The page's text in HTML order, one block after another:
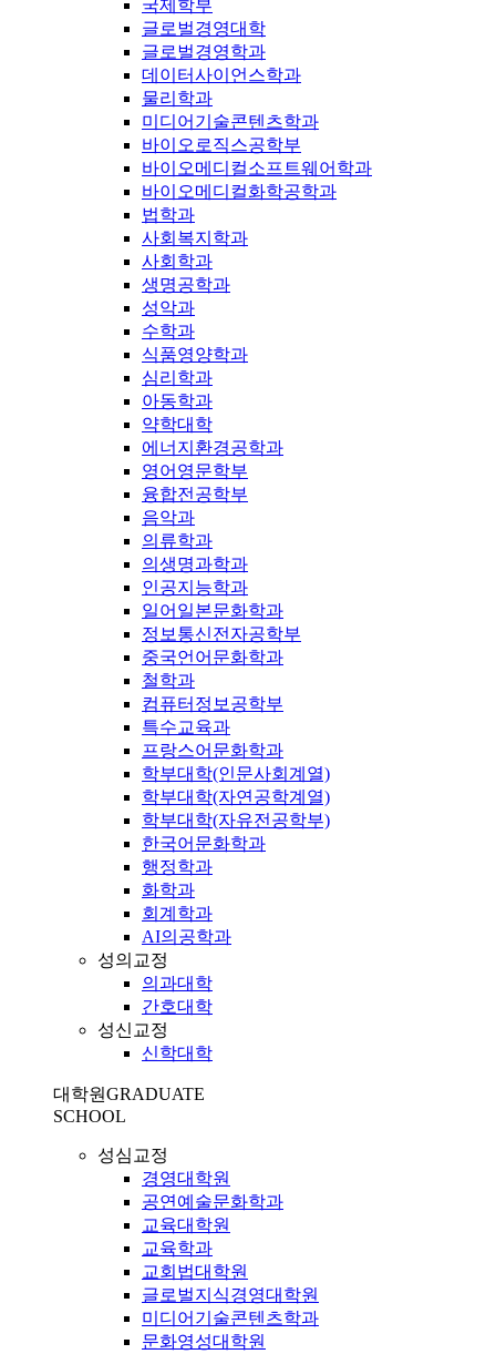
국제학부
글로벌경영대학
글로벌경영학과
데이터사이언스학과
물리학과
미디어기술콘텐츠학과
바이오로직스공학부
바이오메디컬소프트웨어학과
바이오메디컬화학공학과
법학과
사회복지학과
사회학과
생명공학과
성악과
수학과
식품영양학과
심리학과
아동학과
약학대학
에너지환경공학과
영어영문학부
융합전공학부
음악과
의류학과
의생명과학과
인공지능학과
일어일본문화학과
정보통신전자공학부
중국언어문화학과
철학과
컴퓨터정보공학부
특수교육과
프랑스어문화학과
학부대학(인문사회계열)
학부대학(자연공학계열)
학부대학(자유전공학부)
한국어문화학과
행정학과
화학과
회계학과
AI의공학과
성의교정
의과대학
간호대학
성신교정
신학대학
대학원GRADUATE
SCHOOL
성심교정
경영대학원
공연예술문화학과
교육대학원
교육학과
교회법대학원
글로벌지식경영대학원
미디어기술콘텐츠학과
문화영성대학원